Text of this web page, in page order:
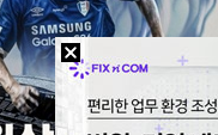
텍스 url 복